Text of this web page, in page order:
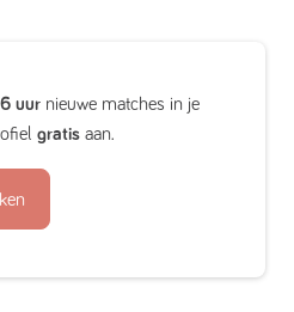
6 uur nieuwe matches in je
gratis aan.